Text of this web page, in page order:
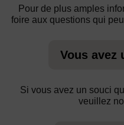
Pour de plus amples
foire aux questions qui
Vous avez
Si vous avez un souci
veuillez